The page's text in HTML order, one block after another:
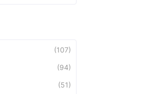
(107)
(94)
(51)